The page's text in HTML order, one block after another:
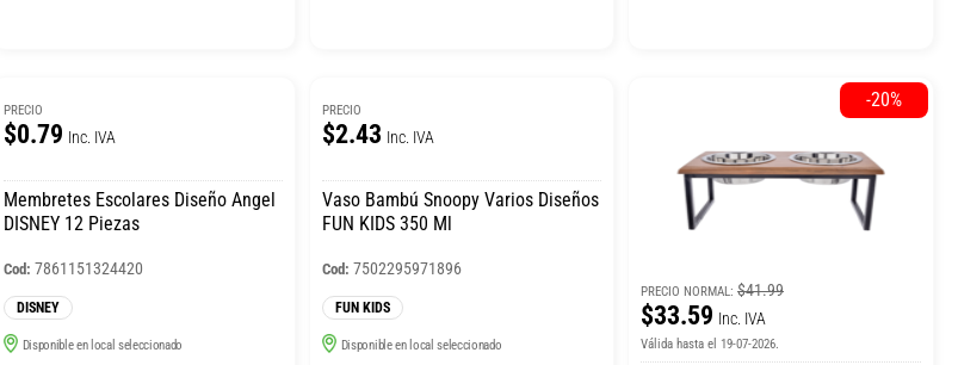
PRECIO
$0.79 Inc. IVA
Membretes Escolares Diseño Angel
DISNEY 12 Piezas
Cod: 7861151324420
DISNEY
Disponible en local seleccionado
PRECIO
$2.43 Inc. IVA
Vaso Bambú Snoopy Varios Diseños
FUN KIDS 350 Ml
Cod: 7502295971896
FUN KIDS
Disponible en local seleccionado
PRECIO NORMAL:$41.99
$33.59 Inc. IVA
Válida hasta el 19-07-2026.
-20%